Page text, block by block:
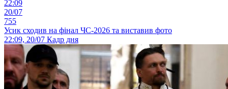
22:09
20/07
755
Усик сходив на фінал ЧС-2026 та виставив фото
22:09, 20/07 Кадр дня